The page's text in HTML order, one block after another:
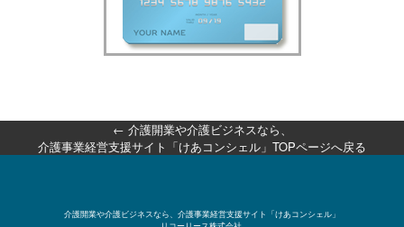
← 介護開業や介護ビジネスなら、
介護事業経営支援サイト「けあコンシェル」TOPページへ戻る
介護開業や介護ビジネスなら、介護事業経営支援サイト「けあコンシェル」